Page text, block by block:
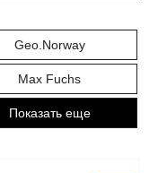
Geo.Norway
Max Fuchs
Показать еще